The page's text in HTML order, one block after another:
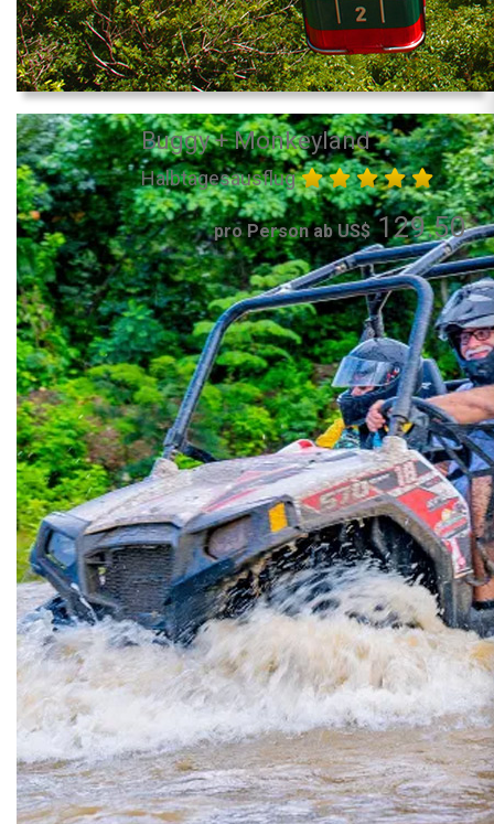
Buggy + Monkeyland
Halbtagesausflug
pro Person ab US$129.50